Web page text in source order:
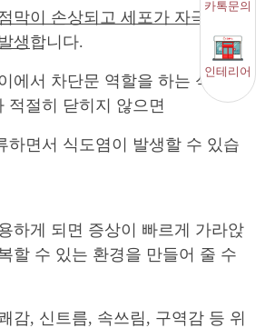
막이 손상되고 세포가 자극을 받
생합니다.
에서 차단문 역할을 하는 식도 괄
적절히 닫히지 않으면
하면서 식도염이 발생할 수 있습
하게 되면 증상이 빠르게 가라앉
할 수 있는 환경을 만들어 줄 수
감, 신트름, 속쓰림, 구역감 등 위
카톡문의
인테리어